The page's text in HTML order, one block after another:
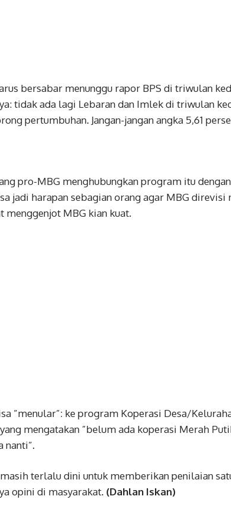
bersabar menunggu rapor BPS di triwulan
tidak ada lagi Lebaran dan Imlek di triwulan
pertumbuhan. Jangan-jangan angka 5,61
pro-MBG menghubungkan program itu
jadi harapan sebagian orang agar MBG direvisi
menggenjot MBG kian kuat.
”menular”: ke program Koperasi Desa/
mengatakan ”belum ada koperasi Merah
nanti”.
terlalu dini untuk memberikan penilaian
opini di masyarakat. (Dahlan Iskan)